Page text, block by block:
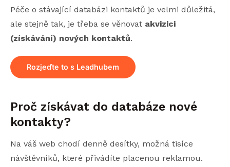
Péče o stávající databázi kontaktů je velmi důležitá,
ale stejně tak, je třeba se věnovat akvizici
(získávání) nových kontaktů.
Rozjeďte to s Leadhubem
Proč získávat do databáze nové
kontakty?
Na váš web chodí denně desítky, možná tisíce
návštěvníků, které přivádíte placenou reklamou.